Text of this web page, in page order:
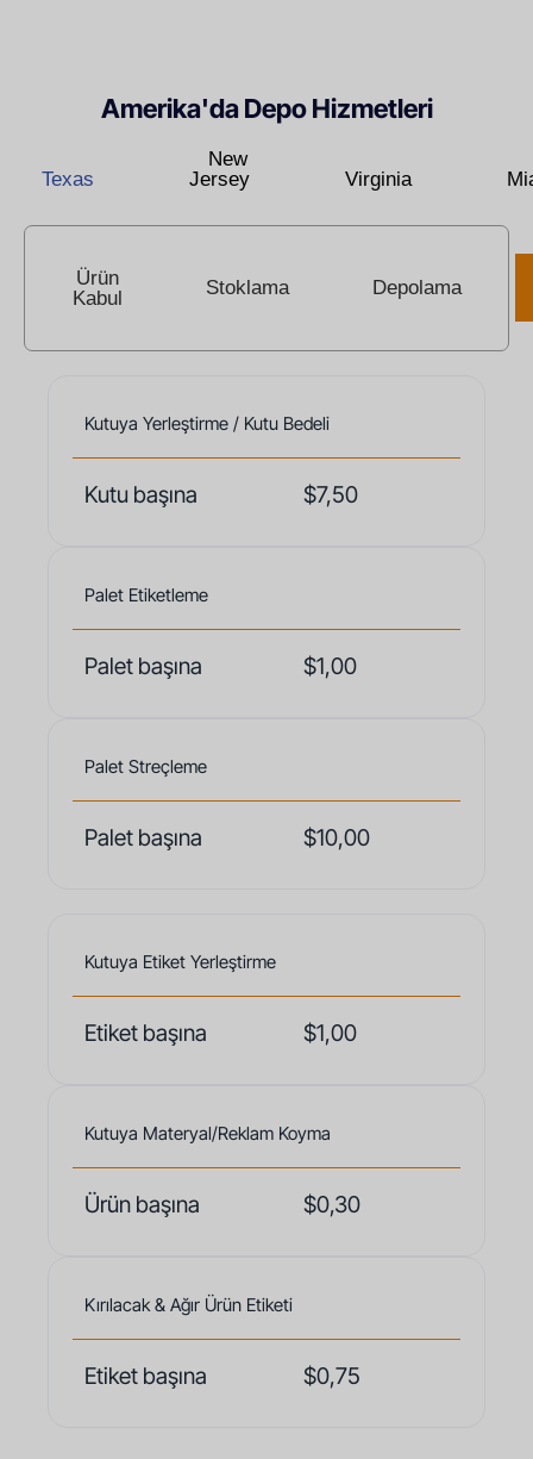
Amerika'da Depo Hizmetleri
Texas
New
Jersey
Virginia
Ürün
Kabul
Stoklama Depolama
Kutuya Yerleştirme / Kutu Bedeli
Kutu başına $7,50
Palet Etiketleme
Palet başına $1,00
Palet Streçleme
Palet başına $10,00
Kutuya Etiket Yerleştirme
Etiket başına $1,00
Kutuya Materyal/Reklam Koyma
Ürün başına $0,30
Kırılacak & Ağır Ürün Etiketi
Etiket başına $0,75